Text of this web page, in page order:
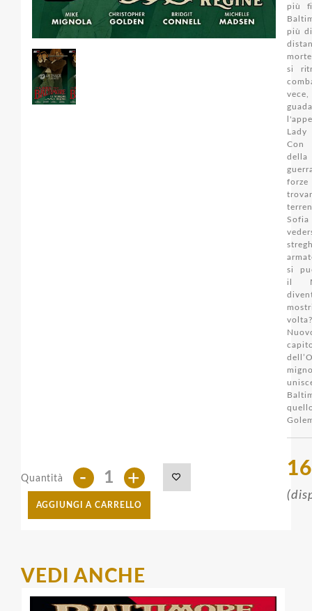
più
più
si
Con
si
il
volta?
Quantità - +
AGGIUNGI A CARRELLO
VEDI ANCHE